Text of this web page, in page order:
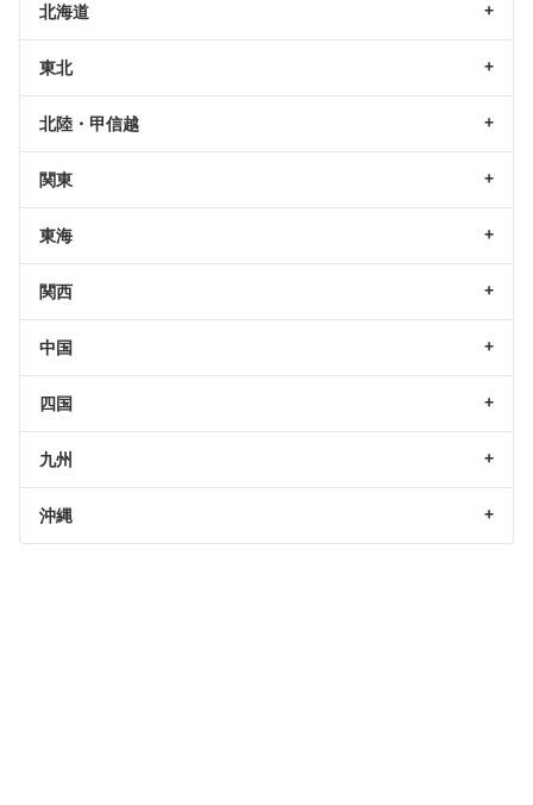
北海道
東北
北陸・甲信越
関東
東海
関西
中国
四国
九州
沖縄